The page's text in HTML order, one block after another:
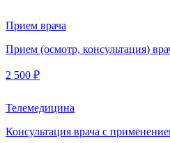
Прием врача
Прием (осмотр, консультация)
2 500 ₽
Телемедицина
Консультация врача с